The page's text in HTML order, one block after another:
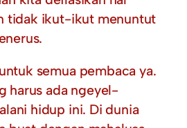
tidak ikut-ikut menuntut
semua pembaca ya.
harus ada ngeyel-
hidup ini. Di dunia